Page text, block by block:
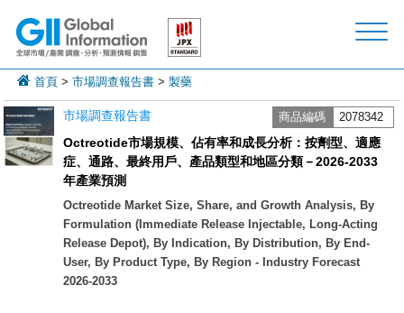
首頁 >市場調查報告書 >製藥
市場調查報告書 商品編碼 2078342
Octreotide市場規模、佔有率和成長分析：按劑型、適應
症、通路、最終用戶、產品類型和地區分類－2026-2033
年產業預測
Octreotide Market Size, Share, and Growth Analysis, By
Formulation (Immediate Release Injectable, Long-Acting
Release Depot), By Indication, By Distribution, By End-
User, By Product Type, By Region - Industry Forecast
2026-2033